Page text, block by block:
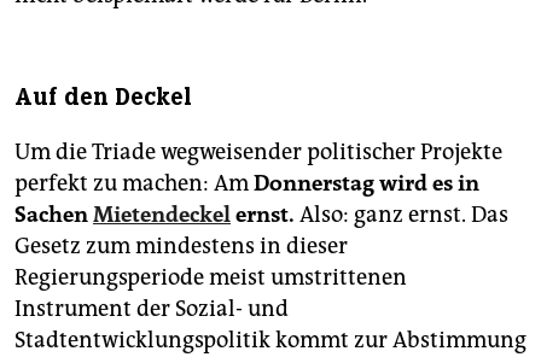
Auf den Deckel
Um die Triade wegweisender politischer Projekte
perfekt zu machen: AmDonnerstag wird es in
SachenMietendeckelernst. Also: ganz ernst. Das
Gesetz zum mindestens in dieser
Regierungsperiode meist umstrittenen
Instrument der Sozial- und
Stadtentwicklungspolitik kommt zur Abstimmung